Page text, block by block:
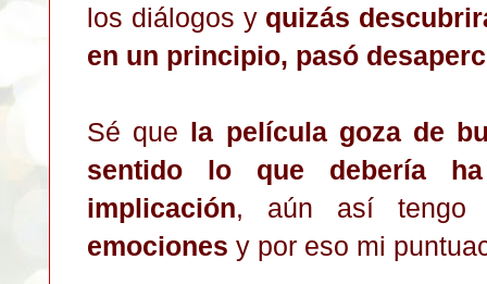
los diálogos y quizás
en un principio, pasó
Sé que la película goza de
sentido lo que debería
implicación, aún así
emociones y por eso mi